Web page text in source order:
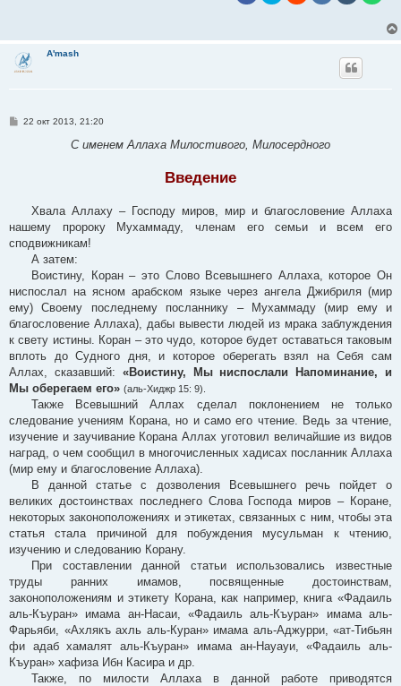
A'mash
С22 окт 2013, 21:20
С именем Аллаха Милостивого, Милосердного
Введение
Хвала Аллаху – Господу миров, мир и благословение Аллаха
нашему пророку Мухаммаду, членам его семьи и всем его
сподвижникам!
А затем:
Воистину, Коран – это Слово Всевышнего Аллаха, которое Он
ниспослал на ясном арабском языке через ангела Джибриля (мир
ему) Своему последнему посланнику – Мухаммаду (мир ему и
благословение Аллаха), дабы вывести людей из мрака заблуждения
к свету истины. Коран – это чудо, которое будет оставаться таковым
вплоть до Судного дня, и которое оберегать взял на Себя сам
Аллах, сказавший: «Воистину, Мы ниспослали Напоминание, и
Мы оберегаем его» (аль-Хиджр 15: 9).
Также Всевышний Аллах сделал поклонением не только
следование учениям Корана, но и само его чтение. Ведь за чтение,
изучение и заучивание Корана Аллах уготовил величайшие из видов
наград, о чем сообщил в многочисленных хадисах посланник Аллаха
(мир ему и благословение Аллаха).
В данной статье с дозволения Всевышнего речь пойдет о
великих достоинствах последнего Слова Господа миров – Коране,
некоторых законоположениях и этикетах, связанных с ним, чтобы эта
статья стала причиной для побуждения мусульман к чтению,
изучению и следованию Корану.
При составлении данной статьи использовались известные
труды ранних имамов, посвященные достоинствам,
законоположениям и этикету Корана, как например, книга «Фадаиль
аль-Къуран» имама ан-Насаи, «Фадаиль аль-Къуран» имама аль-
Фарьяби, «Ахлякъ ахль аль-Куран» имама аль-Аджурри, «ат-Тибьян
фи адаб хамалят аль-Къуран» имама ан-Науауи, «Фадаиль аль-
Къуран» хафиза Ибн Касира и др.
Также, по милости Аллаха в данной работе приводятся